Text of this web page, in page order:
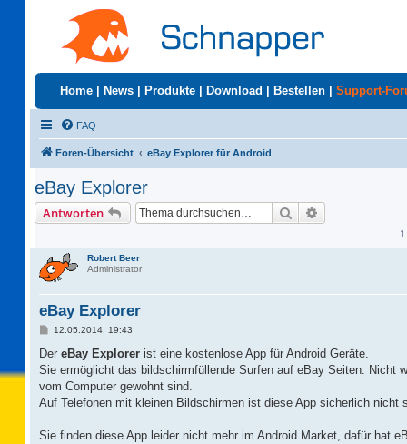
Home News Produkte Download Bestellen Support-
FAQ
Foren-Übersicht eBay Explorer für Android
eBay Explorer
Antworten Suche
Robert Beer
Administrator
eBay Explorer
B
i
r
a
12.05.2014, 19:43
Der eBay Explorer ist eine kostenlose App für Android Geräte.
Sie ermöglicht das bildschirmfüllende Surfen auf eBay Seiten. Nicht
vom Computer gewohnt sind.
Auf Telefonen mit kleinen Bildschirmen ist diese App sicherlich
Sie finden diese App leider nicht mehr im Android Market, dafür hat